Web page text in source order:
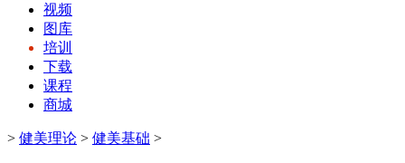
视频
图库
培训
下载
课程
商城
> 健美理论 > 健美基础 >